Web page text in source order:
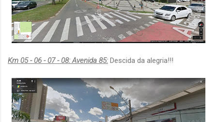
Km 05 - 06 - 07 - 08: Avenida 85: Descida da alegria!!!